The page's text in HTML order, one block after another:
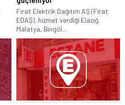
Fırat Elektrik Dağıtım AŞ (Fırat
EDAŞ), hizmet verdiği Elazığ,
Malatya, Bingöl...